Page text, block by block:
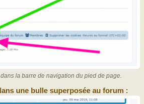
la barre de navigation du pied de page.
une bulle superposée au forum :